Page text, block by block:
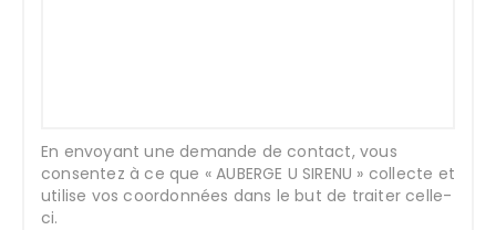
En envoyant une demande de contact, vous
consentez à ce que « AUBERGE U SIRENU » collecte et
utilise vos coordonnées dans le but de traiter celle-
ci.